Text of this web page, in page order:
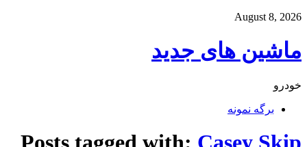
August 8, 2026
ماشین های جدید
خودرو
برگه نمونه